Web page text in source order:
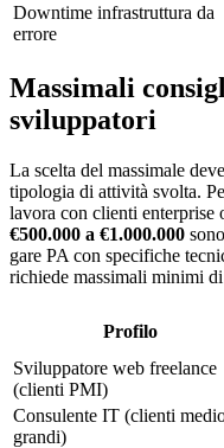
Downtime infrastruttura da
errore
Massimali
sviluppatori
La scelta del massimale
tipologia di attività svolta.
lavora con clienti enterprise
€500.000 a €1.000.000
gare PA con specifiche
richiede massimali minimi
Profilo
Sviluppatore web freelance
(clienti PMI)
Consulente IT (clienti
grandi)